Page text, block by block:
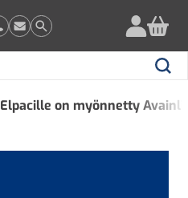
Hae
Elpacille on myönnetty